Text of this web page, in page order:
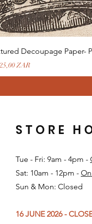
Decoupage Paper-
25,00 ZAR
Tue - Fri: 9am - 4pm -
Sat: 10am - 12pm -
Sun & Mon: Closed​
16 JUNE 2026 -
STORE